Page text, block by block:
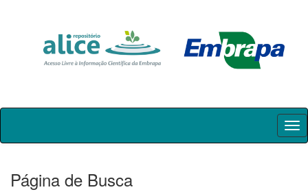
Skip
Página de Busca